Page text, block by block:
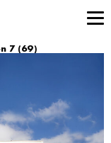
7 (69)